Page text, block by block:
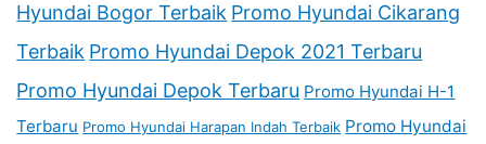
Hyundai Bogor Terbaik Promo Hyundai Cikarang
Terbaik Promo Hyundai Depok 2021 Terbaru
Promo Hyundai Depok Terbaru Promo Hyundai H-1
Terbaru Promo Hyundai Harapan Indah Terbaik Promo Hyundai